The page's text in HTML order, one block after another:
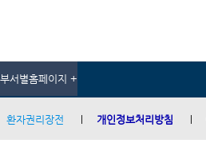
부서별홈페이지 +
환자권리장전 개인정보처리방침